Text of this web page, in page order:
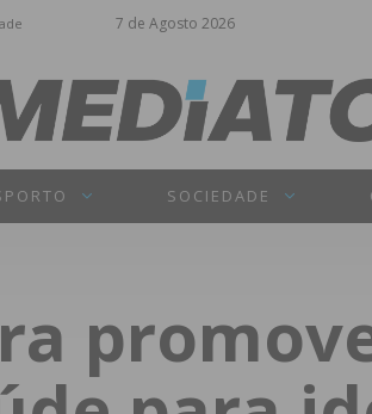
7 de Agosto 2026
SOCIEDADE